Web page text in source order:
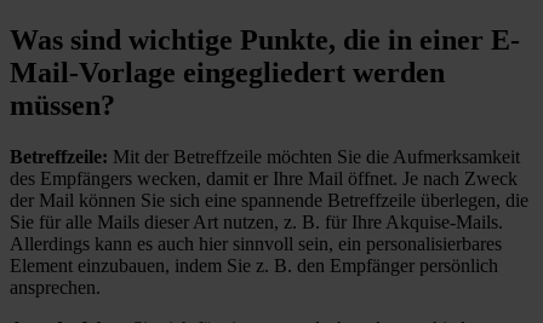
Was sind wichtige Punkte, die in einer E-
Mail-Vorlage eingegliedert werden
müssen?
Betreffzeile: Mit der Betreffzeile möchten Sie die Aufmerksamkeit
des Empfängers wecken, damit er Ihre Mail öffnet. Je nach Zweck
der Mail können Sie sich eine spannende Betreffzeile überlegen, die
Sie für alle Mails dieser Art nutzen, z. B. für Ihre Akquise-Mails.
Allerdings kann es auch hier sinnvoll sein, ein personalisierbares
Element einzubauen, indem Sie z. B. den Empfänger persönlich
ansprechen.